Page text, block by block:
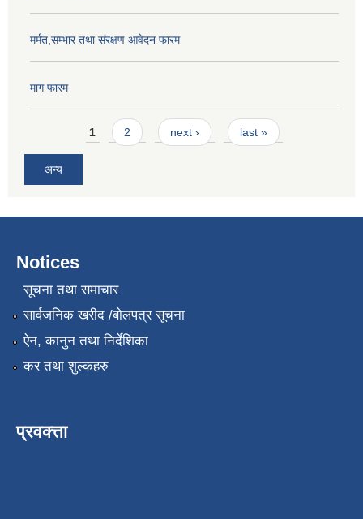
मर्मत,सम्भार तथा संरक्षण आवेदन फारम
माग फारम
Pages1 2 next › last »
अन्य
Notices
सूचना तथा समाचार
सार्वजनिक खरीद /बोलपत्र सूचना
ऐन, कानुन तथा निर्देशिका
कर तथा शुल्कहरु
प्रवक्त्ता